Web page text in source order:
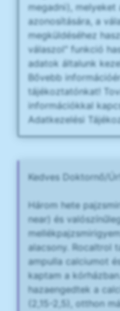
megadni),
azonosítására, a
megküldéséhez
válaszol" funkció
adatok általunk
Bővebb
tájékoztatónkat!
információkkal
Adatkezelési
Kedves Doktornő/Úr!
Három hete
near) és
alacsony. Rocaltrol
ampulla calciumot
kaptam a
hazaengedtek a
(2,15-2,5), otthon